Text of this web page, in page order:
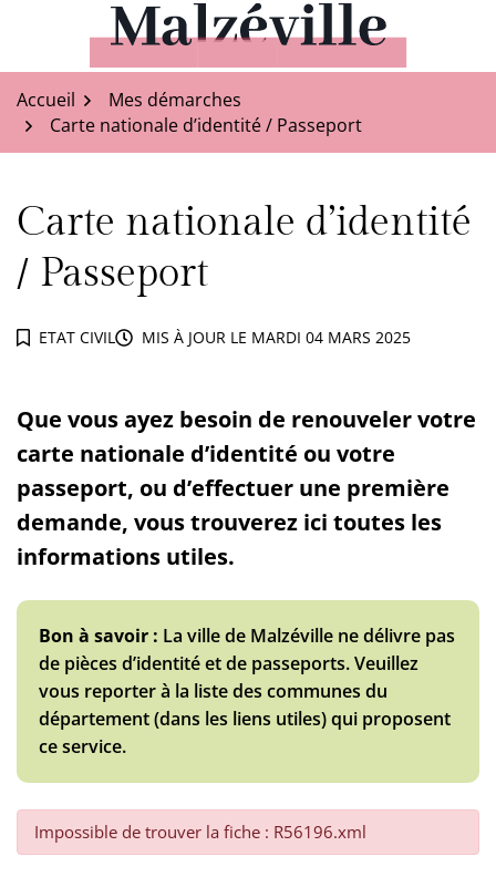
contenu
Malzéville
Accueil
Mes démarches
Carte nationale d’identité / Passeport
Carte nationale d’identité
/ Passeport
ETAT CIVIL MIS À JOUR LE MARDI 04 MARS 2025
Que vous ayez besoin de renouveler votre
carte nationale d’identité ou votre
passeport, ou d’effectuer une première
demande, vous trouverez ici toutes les
informations utiles.
Bon à savoir : La ville de Malzéville ne délivre pas
de pièces d’identité et de passeports. Veuillez
vous reporter à la liste des communes du
département (dans les liens utiles) qui proposent
ce service.
Impossible de trouver la fiche : R56196.xml